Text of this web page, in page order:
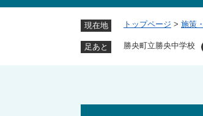
現在地 トップページ > 施策
足あと 勝央町立勝央中学校